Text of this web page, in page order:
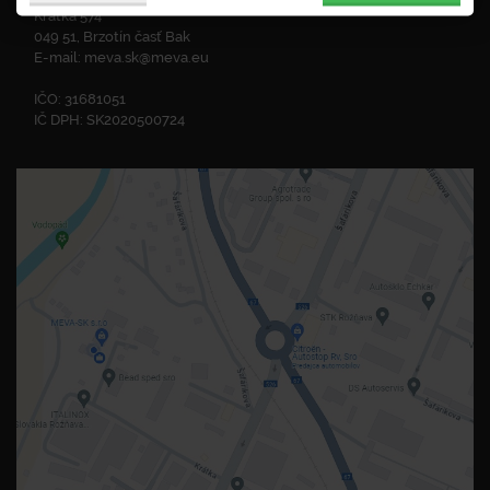
Krátka 574
049 51, Brzotín časť Bak
E-mail: meva.sk@meva.eu
IČO: 31681051
IČ DPH: SK2020500724